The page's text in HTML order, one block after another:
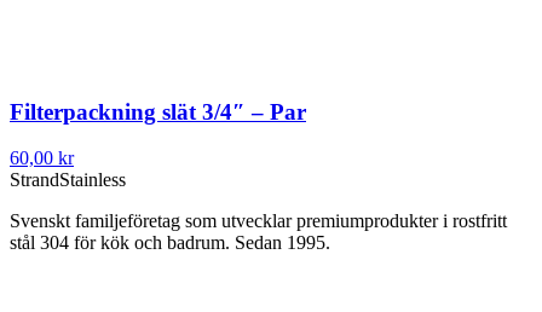
Filterpackning slät 3/4″ – Par
60,00 kr
StrandStainless
Svenskt familjeföretag som utvecklar premiumprodukter i rostfritt
stål 304 för kök och badrum. Sedan 1995.